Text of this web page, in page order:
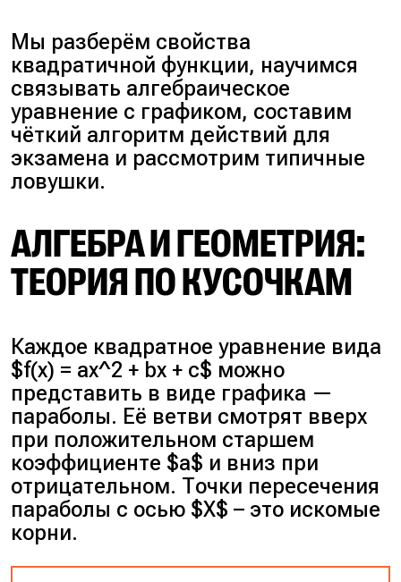
Мы разберём свойства
квадратичной функции, научимся
связывать алгебраическое
уравнение с графиком, составим
чёткий алгоритм действий для
экзамена и рассмотрим типичные
ловушки.
АЛГЕБРА И ГЕОМЕТРИЯ:
ТЕОРИЯ ПО КУСОЧКАМ
Каждое квадратное уравнение вида
$f(x) = ax^2 + bx + c$ можно
представить в виде графика —
параболы. Её ветви смотрят вверх
при положительном старшем
коэффициенте $a$ и вниз при
отрицательном. Точки пересечения
параболы с осью $X$ – это искомые
корни.